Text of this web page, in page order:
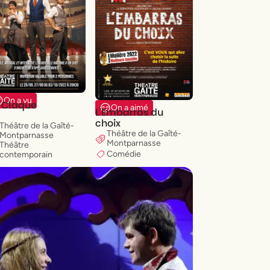
On a vu
Claque
Théâtre de la Gaîté-
Montparnasse
Théâtre
contemporain
On a aimé
L'Embarras du
choix
Théâtre de la Gaîté-
Montparnasse
Comédie